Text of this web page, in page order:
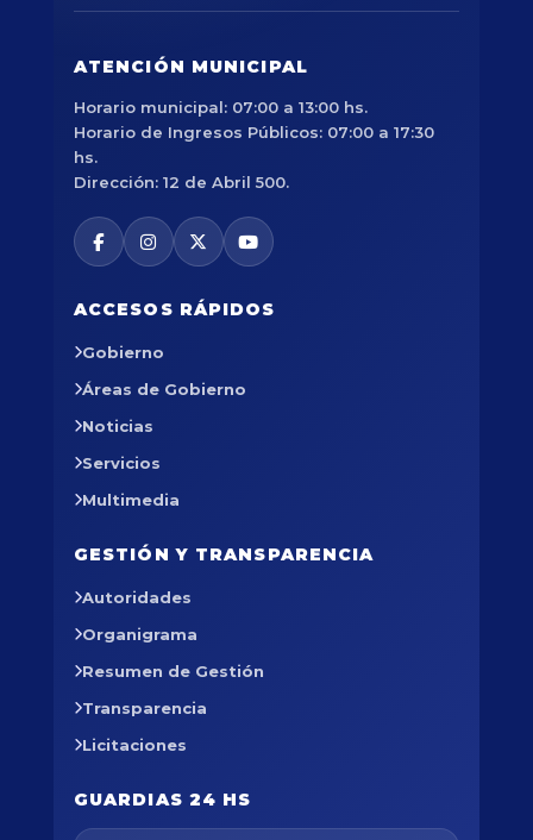
ATENCIÓN MUNICIPAL
Horario municipal: 07:00 a 13:00 hs.
Horario de Ingresos Públicos: 07:00 a 17:30
hs.
Dirección: 12 de Abril 500.
ACCESOS RÁPIDOS
Gobierno
Áreas de Gobierno
Noticias
Servicios
Multimedia
GESTIÓN Y TRANSPARENCIA
Autoridades
Organigrama
Resumen de Gestión
Transparencia
Licitaciones
GUARDIAS 24 HS